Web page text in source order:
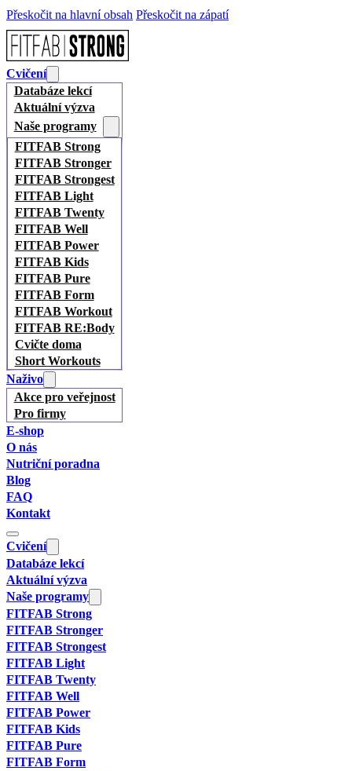
Přeskočit na hlavní obsah Přeskočit na zápatí
Cvičení
Databáze lekcí
Aktuální výzva
Naše programy
FITFAB Strong
FITFAB Stronger
FITFAB Strongest
FITFAB Light
FITFAB Twenty
FITFAB Well
FITFAB Power
FITFAB Kids
FITFAB Pure
FITFAB Form
FITFAB Workout
FITFAB RE:Body
Cvičte doma
Short Workouts
Naživo
Akce pro veřejnost
Pro firmy
E-shop
O nás
Nutriční poradna
Blog
FAQ
Kontakt
Cvičení
Databáze lekcí
Aktuální výzva
Naše programy
FITFAB Strong
FITFAB Stronger
FITFAB Strongest
FITFAB Light
FITFAB Twenty
FITFAB Well
FITFAB Power
FITFAB Kids
FITFAB Pure
FITFAB Form